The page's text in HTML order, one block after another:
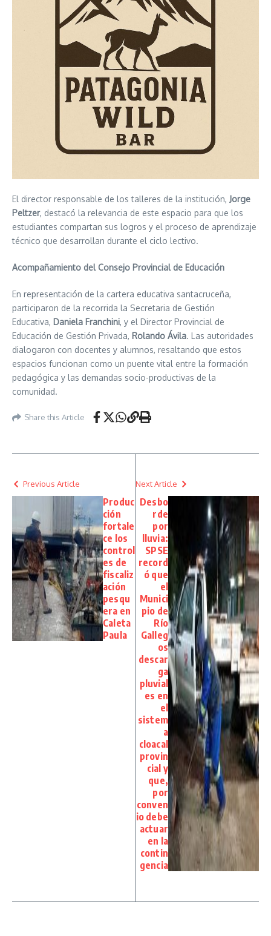
El director responsable de los talleres de la institución, Jorge
Peltzer, destacó la relevancia de este espacio para que los
estudiantes compartan sus logros y el proceso de aprendizaje
técnico que desarrollan durante el ciclo lectivo.
Acompañamiento del Consejo Provincial de Educación
En representación de la cartera educativa santacruceña,
participaron de la recorrida la Secretaria de Gestión
Educativa, Daniela Franchini, y el Director Provincial de
Educación de Gestión Privada, Rolando Ávila. Las autoridades
dialogaron con docentes y alumnos, resaltando que estos
espacios funcionan como un puente vital entre la formación
pedagógica y las demandas socio-productivas de la
comunidad.
Share this Article
Previous Article
Produc
ción
fortale
ce los
control
es de
fiscaliz
ación
pesqu
era en
Caleta
Paula
Next Article
Desbo
rde
por
lluvia:
SPSE
record
ó que
el
Munici
pio de
Río
Galleg
os
descar
ga
pluvial
es en
el
sistem
a
cloacal
provin
cial y
que,
por
conven
io debe
actuar
en la
contin
gencia